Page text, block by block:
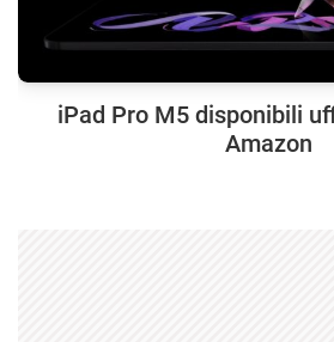
iPad Pro M5 disponibili
Amazon